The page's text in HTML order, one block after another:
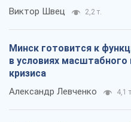
Виктор Швец 2,2 т.
Минск готовится к
в условиях масштабного
кризиса
Александр Левченко 4,1